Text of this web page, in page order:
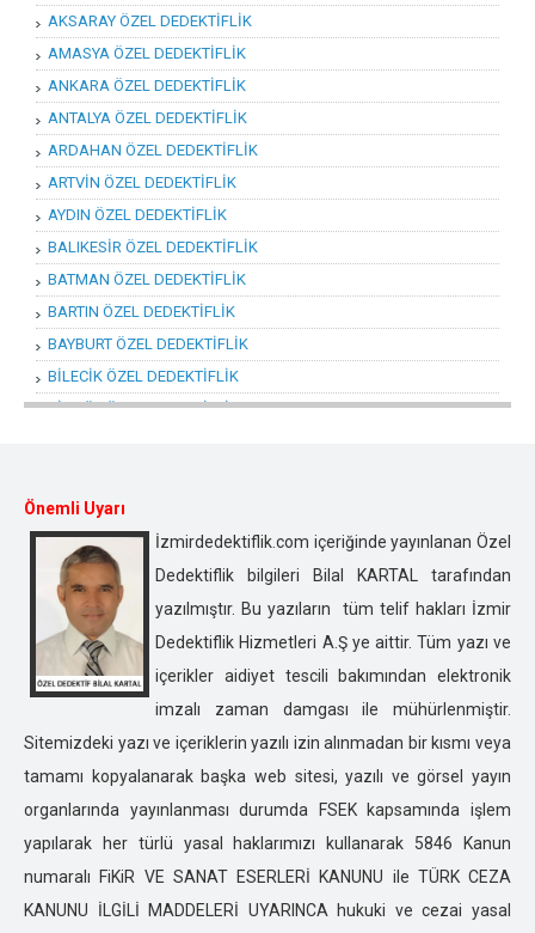
AKSARAY ÖZEL DEDEKTİFLİK
AMASYA ÖZEL DEDEKTİFLİK
ANKARA ÖZEL DEDEKTİFLİK
ANTALYA ÖZEL DEDEKTİFLİK
ARDAHAN ÖZEL DEDEKTİFLİK
ARTVİN ÖZEL DEDEKTİFLİK
AYDIN ÖZEL DEDEKTİFLİK
BALIKESİR ÖZEL DEDEKTİFLİK
BATMAN ÖZEL DEDEKTİFLİK
BARTIN ÖZEL DEDEKTİFLİK
BAYBURT ÖZEL DEDEKTİFLİK
BİLECİK ÖZEL DEDEKTİFLİK
BİNGÖL ÖZEL DEDEKTİFLİK
BURDUR ÖZEL DEDEKTİFLİK
BURSA ÖZEL DEDEKTİFLİK
ÇANAKKALE ÖZEL DEDEKTİFLİK
ÇANKIRI ÖZEL DEDEKTİFLİK
ÇORUM ÖZEL DEDEKTİFLİK
DENİZLİ ÖZEL DEDEKTİFLİK
DİYARBAKIR ÖZEL DEDEKTİFLİK
DÜZCE ÖZEL DEDEKTİFLİK
Önemli Uyarı
İzmirdedektiflik.com içeriğinde yayınlanan Özel
Dedektiflik bilgileri Bilal KARTAL tarafından
yazılmıştır. Bu yazıların tüm telif hakları İzmir
Dedektiflik Hizmetleri A.Ş ye aittir. Tüm yazı ve
içerikler aidiyet tescili bakımından elektronik
imzalı zaman damgası ile mühürlenmiştir.
Sitemizdeki yazı ve içeriklerin yazılı izin alınmadan bir kısmı veya
tamamı kopyalanarak başka web sitesi, yazılı ve görsel yayın
organlarında yayınlanması durumda FSEK kapsamında işlem
yapılarak her türlü yasal haklarımızı kullanarak 5846 Kanun
numaralı FiKiR VE SANAT ESERLERİ KANUNU ile TÜRK CEZA
KANUNU İLGİLİ MADDELERİ UYARINCA hukuki ve cezai yasal